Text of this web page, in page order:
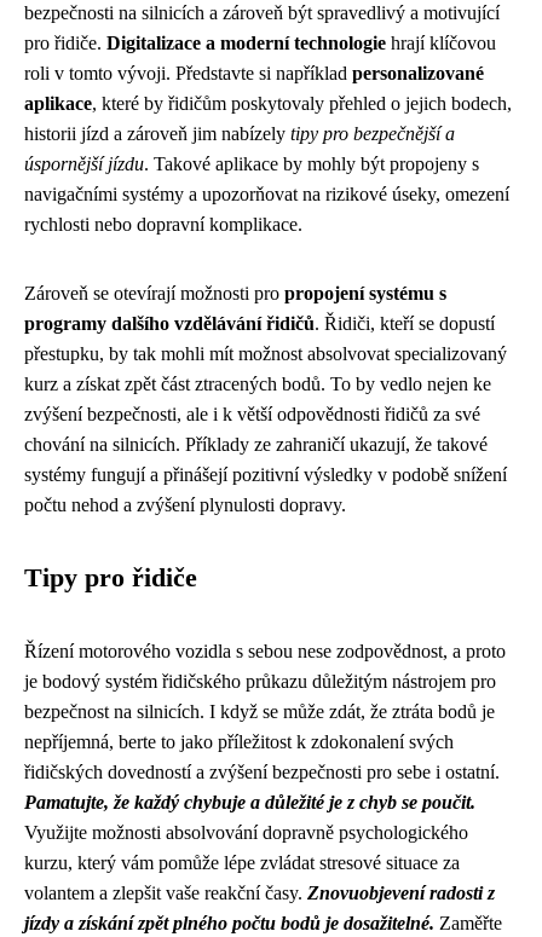
bezpečnosti na silnicích a zároveň být spravedlivý a motivující
pro řidiče. Digitalizace a moderní technologie hrají klíčovou
roli v tomto vývoji. Představte si například personalizované
aplikace, které by řidičům poskytovaly přehled o jejich bodech,
historii jízd a zároveň jim nabízely tipy pro bezpečnější a
úspornější jízdu. Takové aplikace by mohly být propojeny s
navigačními systémy a upozorňovat na rizikové úseky, omezení
rychlosti nebo dopravní komplikace.
Zároveň se otevírají možnosti pro propojení systému s
programy dalšího vzdělávání řidičů. Řidiči, kteří se dopustí
přestupku, by tak mohli mít možnost absolvovat specializovaný
kurz a získat zpět část ztracených bodů. To by vedlo nejen ke
zvýšení bezpečnosti, ale i k větší odpovědnosti řidičů za své
chování na silnicích. Příklady ze zahraničí ukazují, že takové
systémy fungují a přinášejí pozitivní výsledky v podobě snížení
počtu nehod a zvýšení plynulosti dopravy.
Tipy pro řidiče
Řízení motorového vozidla s sebou nese zodpovědnost, a proto
je bodový systém řidičského průkazu důležitým nástrojem pro
bezpečnost na silnicích. I když se může zdát, že ztráta bodů je
nepříjemná, berte to jako příležitost k zdokonalení svých
řidičských dovedností a zvýšení bezpečnosti pro sebe i ostatní.
Pamatujte, že každý chybuje a důležité je z chyb se poučit.
Využijte možnosti absolvování dopravně psychologického
kurzu, který vám pomůže lépe zvládat stresové situace za
volantem a zlepšit vaše reakční časy. Znovuobjevení radosti z
jízdy a získání zpět plného počtu bodů je dosažitelné. Zaměřte